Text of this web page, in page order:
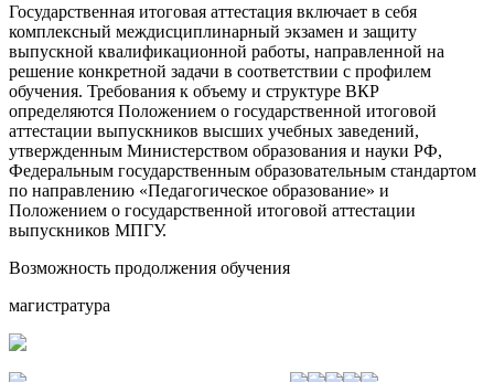
Государственная итоговая аттестация включает в себя
комплексный междисциплинарный экзамен и защиту
выпускной квалификационной работы, направленной на
решение конкретной задачи в соответствии с профилем
обучения. Требования к объему и структуре ВКР
определяются Положением о государственной итоговой
аттестации выпускников высших учебных заведений,
утвержденным Министерством образования и науки РФ,
Федеральным государственным образовательным стандартом
по направлению «Педагогическое образование» и
Положением о государственной итоговой аттестации
выпускников МПГУ.
Возможность продолжения обучения
магистратура